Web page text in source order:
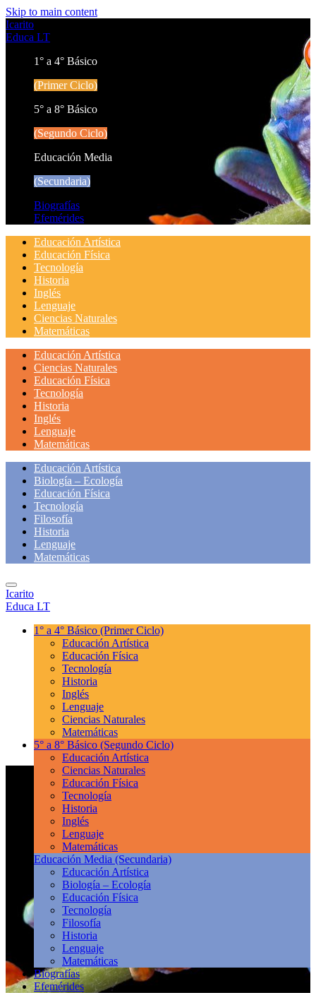
Skip to main content
Icarito
Educa LT
1° a 4° Básico
(Primer Ciclo)
5° a 8° Básico
(Segundo Ciclo)
Educación Media
(Secundaria)
Biografías
Efemérides
Educación Artística
Educación Física
Tecnología
Historia
Inglés
Lenguaje
Ciencias Naturales
Matemáticas
Educación Artística
Ciencias Naturales
Educación Física
Tecnología
Historia
Inglés
Lenguaje
Matemáticas
Educación Artística
Biología – Ecología
Educación Física
Tecnología
Filosofía
Historia
Lenguaje
Matemáticas
Icarito
Educa LT
1° a 4° Básico (Primer Ciclo)
Educación Artística
Educación Física
Tecnología
Historia
Inglés
Lenguaje
Ciencias Naturales
Matemáticas
5° a 8° Básico (Segundo Ciclo)
Educación Artística
Ciencias Naturales
Educación Física
Tecnología
Historia
Inglés
Lenguaje
Matemáticas
Educación Media (Secundaria)
Educación Artística
Biología – Ecología
Educación Física
Tecnología
Filosofía
Historia
Lenguaje
Matemáticas
Biografías
Efemérides